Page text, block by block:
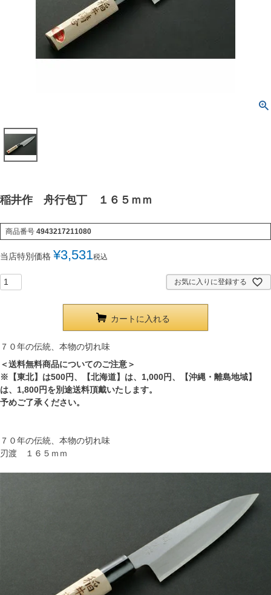
稲井作 舟行包丁 １６５ｍｍ
商品番号 4943217211080
当店特別価格 ¥3,531税込
お気に入りに登録する
カートに入れる
７０年の伝統、本物の切れ味
＜送料無料商品についてのご注意＞
※【東北】は500円、【北海道】は、1,000円、【沖縄・離島地域】
は、1,800円を別途送料頂戴いたします。
予めご了承ください。
７０年の伝統、本物の切れ味
刃渡 １６５ｍｍ